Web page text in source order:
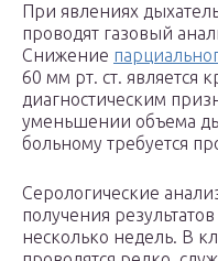
При явлениях
проводят газовый
Снижение
60 мм рт. ст. является
диагностическим
уменьшении объема
больному требуется
Серологические
получения
несколько недель. В